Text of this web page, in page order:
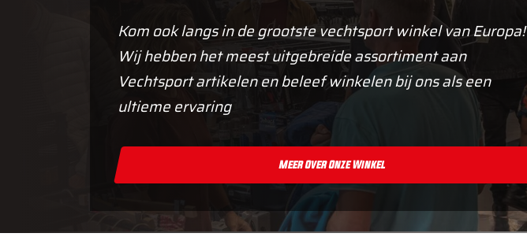
Kom ook langs in de grootste vechtsport winkel van Europa!
Wij hebben het meest uitgebreide assortiment aan
Vechtsport artikelen en beleef winkelen bij ons als een
ultieme ervaring
Meer Over Onze Winkel